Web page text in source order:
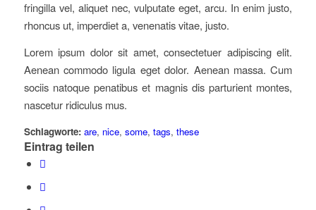
fringilla vel, aliquet nec, vulputate eget, arcu. In enim justo,
rhoncus ut, imperdiet a, venenatis vitae, justo.
Lorem ipsum dolor sit amet, consectetuer adipiscing elit.
Aenean commodo ligula eget dolor. Aenean massa. Cum
sociis natoque penatibus et magnis dis parturient montes,
nascetur ridiculus mus.
Schlagworte: are, nice, some, tags, these
Eintrag teilen